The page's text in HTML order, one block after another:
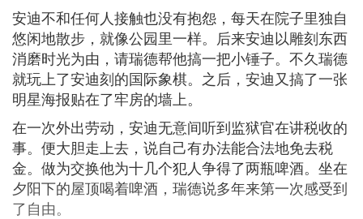
安迪不和任何人接触也没有抱怨，每天在院子里独自
悠闲地散步，就像公园里一样。后来安迪以雕刻东西
消磨时光为由，请瑞德帮他搞一把小锤子。不久瑞德
就玩上了安迪刻的国际象棋。之后，安迪又搞了一张
明星海报贴在了牢房的墙上。
在一次外出劳动，安迪无意间听到监狱官在讲税收的
事。便大胆走上去，说自己有办法能合法地免去税
金。做为交换他为十几个犯人争得了两瓶啤酒。坐在
夕阳下的屋顶喝着啤酒，瑞德说多年来第一次感受到
了自由。